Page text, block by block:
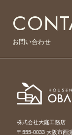
お問い合わせ
株式会社大庭工務店
〒555-0033 大阪市西